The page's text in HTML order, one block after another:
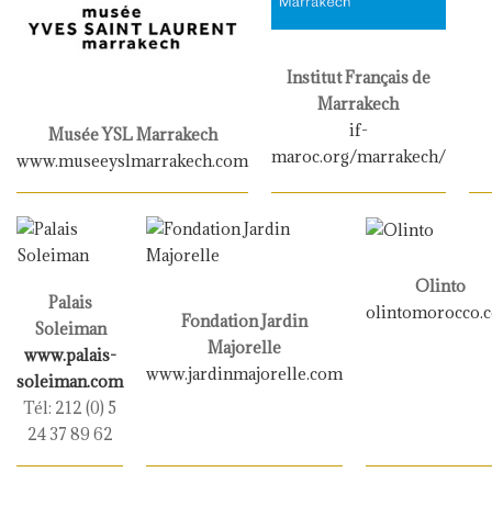
Musée YSL Marrakech
www.museeyslmarrakech.com
Institut Français de
Marrakech
if-
maroc.org/marrakech/
Palais
Soleiman
www.palais-
soleiman.com
Tél: 212 (0) 5
24 37 89 62
Fondation Jardin
Majorelle
www.jardinmajorelle.com
Olinto